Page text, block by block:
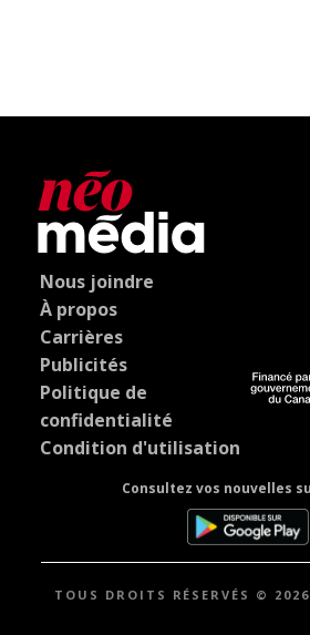
Nous joindre
À propos
Carrières
Publicités
Politique de
confidentialité
Condition d'utilisation
Consultez vos nouvelles
TOUS DROITS RÉSERVÉS ©